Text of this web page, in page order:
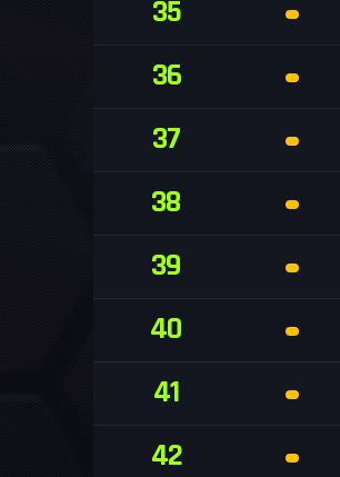
35
36
37
38
39
40
41
42